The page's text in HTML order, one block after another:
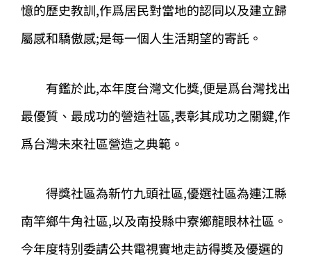
憶的歷史教訓,作爲居民對當地的認同以及建立歸
屬感和驕傲感;是每一個人生活期望的寄託。
有鑑於此,本年度台灣文化獎,便是爲台灣找出
最優質、最成功的營造社區,表彰其成功之關鍵,作
爲台灣未來社區營造之典範。
得獎社區為新竹九頭社區,優選社區為連江縣
南竿鄉牛角社區,以及南投縣中寮鄉龍眼林社區。
今年度特别委請公共電視實地走訪得獎及優選的